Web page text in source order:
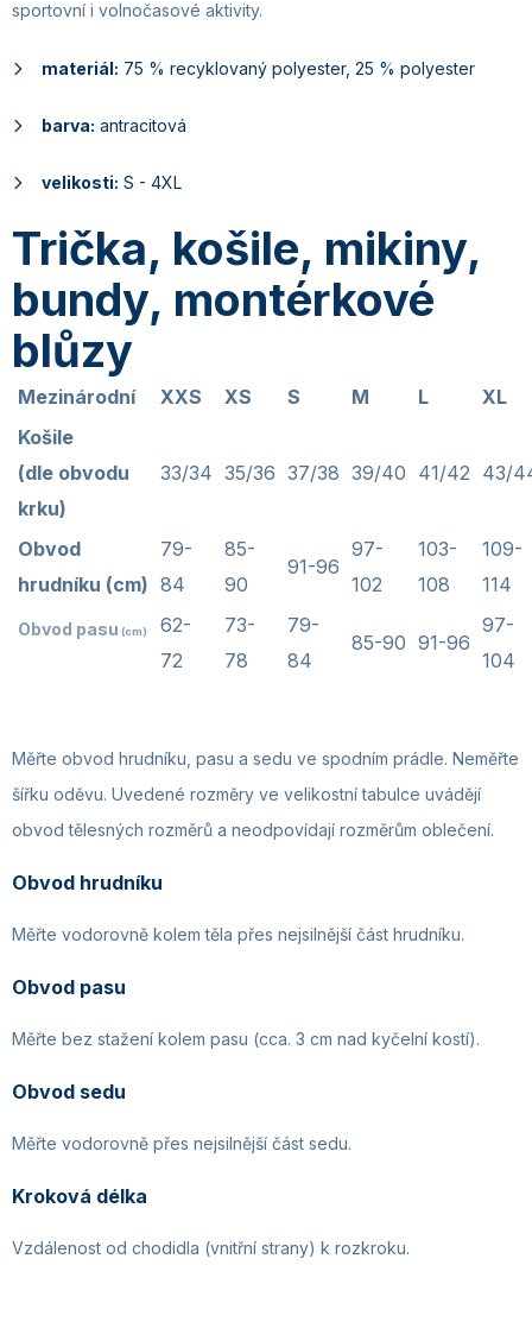
sportovní i volnočasové aktivity.
materiál: 75 % recyklovaný polyester, 25 % polyester
barva: antracitová
velikosti: S - 4XL
Trička, košile, mikiny,
bundy, montérkové
blůzy
Mezinárodní XXS XS S M L
XL
Košile
(dle obvodu
krku)
33/34 35/36 37/38 39/40 41/42 43/
Obvod
hrudníku (cm)
79-
84
85-
90
91-96
97-
102
103-
108
109-
114
Obvod pasu (cm)
62-
72
73-
78
79-
84
85-90 91-96
97-
104
Měřte obvod hrudníku, pasu a sedu ve spodním prádle. Neměřte
šířku oděvu. Uvedené rozměry ve velikostní tabulce uvádějí
obvod tělesných rozměrů a neodpovídají rozměrům oblečení.
Obvod hrudníku
Měřte vodorovně kolem těla přes nejsilnější část hrudníku.
Obvod pasu
Měřte bez stažení kolem pasu (cca. 3 cm nad kyčelní kostí).
Obvod sedu
Měřte vodorovně přes nejsilnější část sedu.
Kroková délka
Vzdálenost od chodidla (vnitřní strany) k rozkroku.